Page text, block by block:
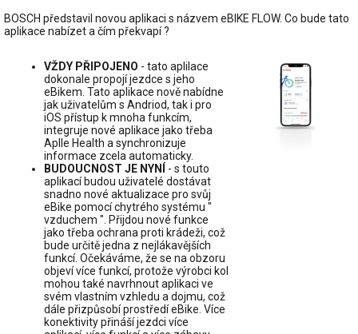
BOSCH představil novou aplikaci s názvem eBIKE FLOW. Co bude tato
aplikace nabízet a čím překvapí ?
VŽDY PŘIPOJENO - tato aplilace
dokonale propojí jezdce s jeho
eBikem. Tato aplikace nově nabídne
jak uživatelům s Andriod, tak i pro
iOS přístup k mnoha funkcím,
integruje nové aplikace jako třeba
Aplle Health a synchronizuje
informace zcela automaticky.
BUDOUCNOST JE NYNÍ - s touto
aplikací budou uživatelé dostávat
snadno nové aktualizace pro svůj
eBike pomocí chytrého systému "
vzduchem ". Přijdou nové funkce
jako třeba ochrana proti krádeži, což
bude určitě jedna z nejlákavějších
funkcí. Očekáváme, že se na obzoru
objeví více funkcí, protože výrobci kol
mohou také navrhnout aplikaci ve
svém vlastním vzhledu a dojmu, což
dále přizpůsobí prostředí eBike. Více
konektivity přináší jezdci více